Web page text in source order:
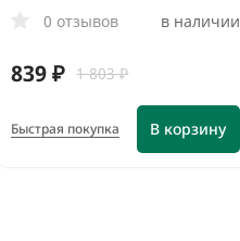
0 отзывов
в наличии
839 ₽ 1 803 ₽
В корзину
Быстрая покупка